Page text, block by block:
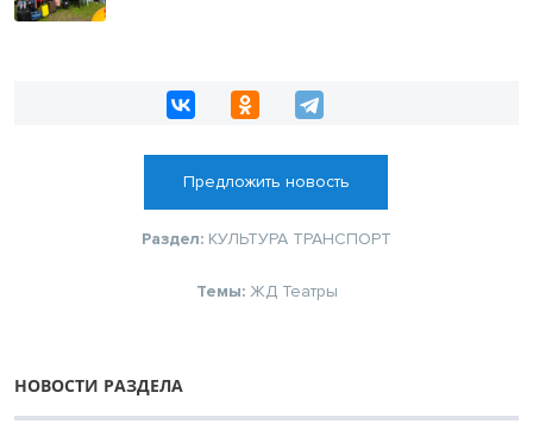
Предложить новость
Раздел: КУЛЬТУРА ТРАНСПОРТ
Темы: ЖД Театры
НОВОСТИ РАЗДЕЛА